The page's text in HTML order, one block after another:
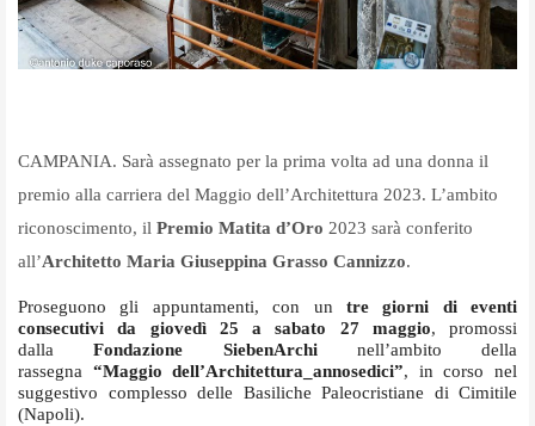
CAMPANIA. Sarà assegnato per la prima volta ad una donna il
premio alla carriera del Maggio dell’Architettura 2023. L’ambito
riconoscimento, il Premio Matita d’Oro 2023 sarà conferito
all’Architetto Maria Giuseppina Grasso Cannizzo.
Proseguono gli appuntamenti, con un tre giorni di eventi
consecutivi da giovedì 25 a sabato 27 maggio, promossi
dallaFondazione SiebenArchinell’ambito della
rassegna “Maggio dell’Architettura_annosedici”, in corso nel
suggestivo complesso delle Basiliche Paleocristiane di Cimitile
(Napoli).